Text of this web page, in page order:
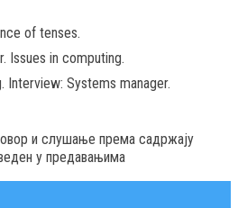
of tenses.
Issues in computing.
Interview: Systems manager.
и слушање према садржају
у предавањима